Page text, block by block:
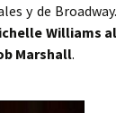
y de Broadway.
Williams al
Marshall.